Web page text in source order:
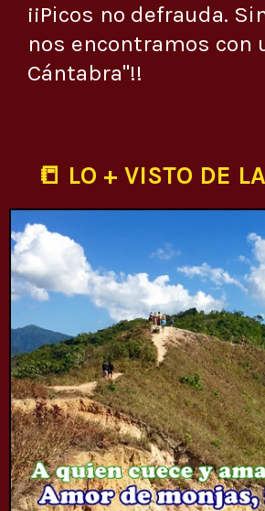
¡¡Picos no defrauda.
nos encontramos con
Cántabra"!!
📒 LO + VISTO DE